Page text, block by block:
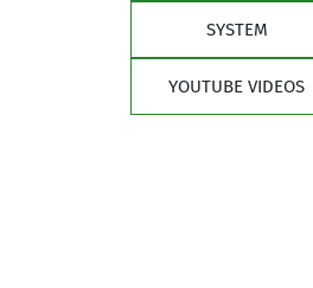
SYSTEM
YOUTUBE VIDEOS